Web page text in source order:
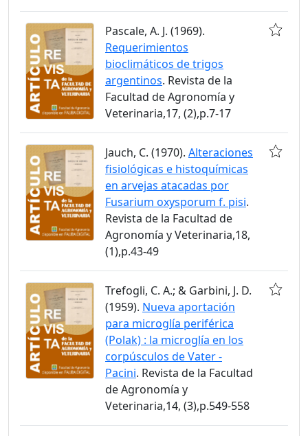
Pascale, A. J. (1969).
Requerimientos
bioclimáticos de trigos
argentinos. Revista de la
Facultad de Agronomía y
Veterinaria,17, (2),p.7-17
Jauch, C. (1970). Alteraciones
fisiológicas e histoquímicas
en arvejas atacadas por
Fusarium oxysporum f. pisi.
Revista de la Facultad de
Agronomía y Veterinaria,18,
(1),p.43-49
Trefogli, C. A.; & Garbini, J. D.
(1959). Nueva aportación
para microglía periférica
(Polak) : la microglía en los
corpúsculos de Vater -
Pacini. Revista de la Facultad
de Agronomía y
Veterinaria,14, (3),p.549-558